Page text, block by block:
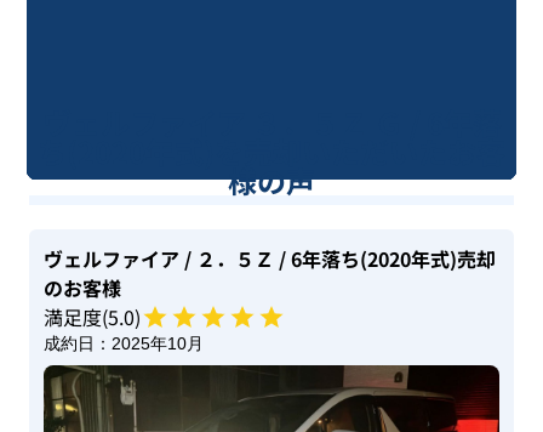
様の声
ヴェルファイア / ２．５Ｚ / 6年落ち(2020年式)売却
のお客様
満足度(5.0)
成約日： 2025年10月